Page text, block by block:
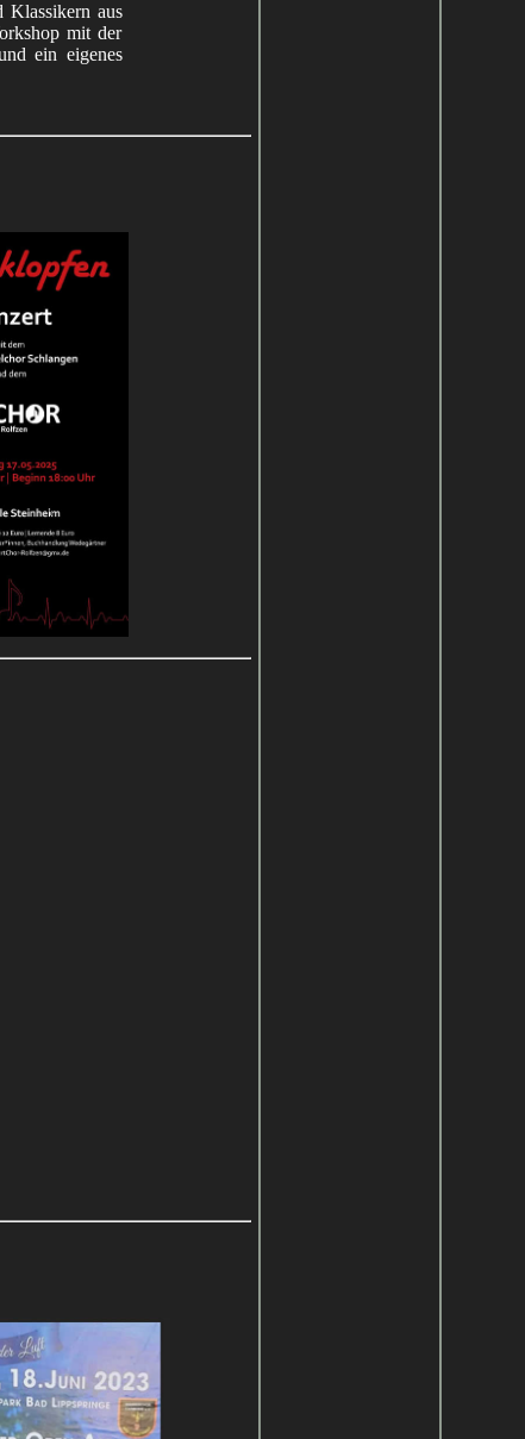
Klassikern aus
mit der
ein eigenes